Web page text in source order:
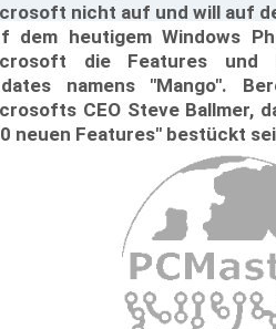
nicht auf und will auf
dem heutigem Windows
die Features und
namens "Mango".
CEO Steve Ballmer,
neuen Features" bestückt